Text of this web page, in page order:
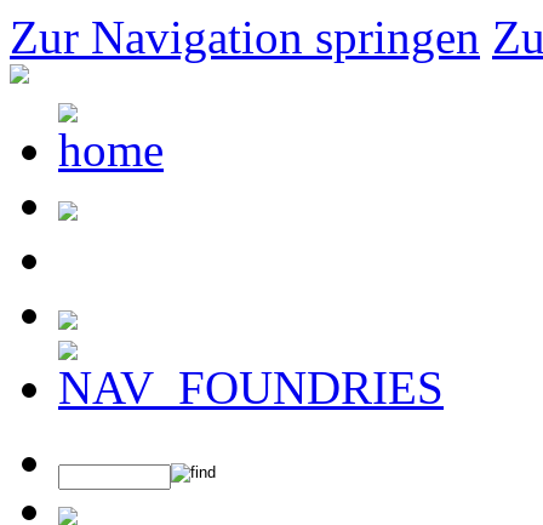
Zur Navigation springen